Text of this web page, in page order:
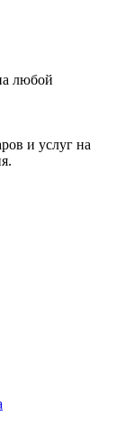
любой
и услуг на